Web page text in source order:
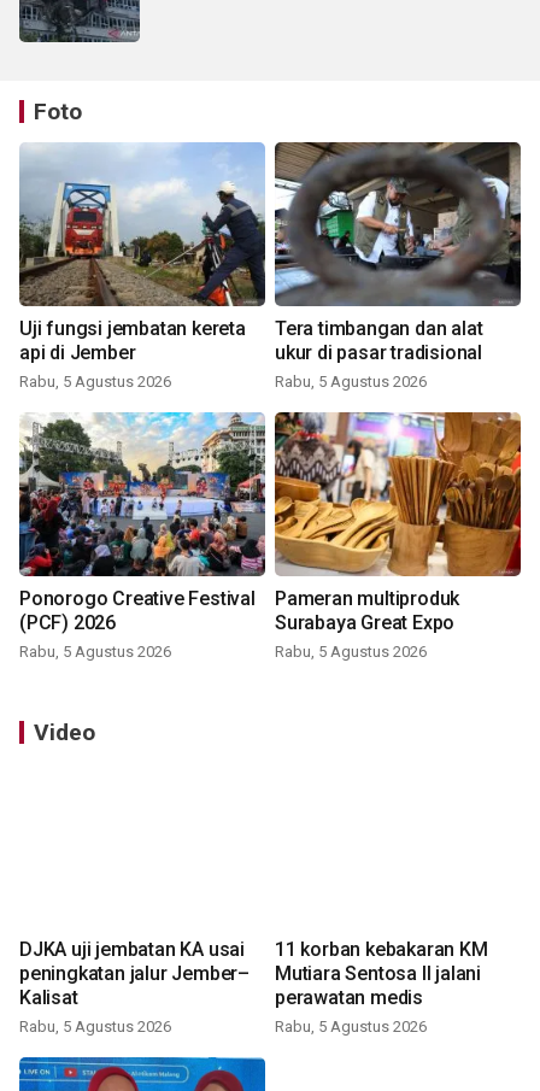
Foto
Uji fungsi jembatan kereta
api di Jember
Rabu, 5 Agustus 2026
Tera timbangan dan alat
ukur di pasar tradisional
Rabu, 5 Agustus 2026
Ponorogo Creative Festival
(PCF) 2026
Rabu, 5 Agustus 2026
Pameran multiproduk
Surabaya Great Expo
Rabu, 5 Agustus 2026
Video
DJKA uji jembatan KA usai
peningkatan jalur Jember–
Kalisat
Rabu, 5 Agustus 2026
11 korban kebakaran KM
Mutiara Sentosa II jalani
perawatan medis
Rabu, 5 Agustus 2026